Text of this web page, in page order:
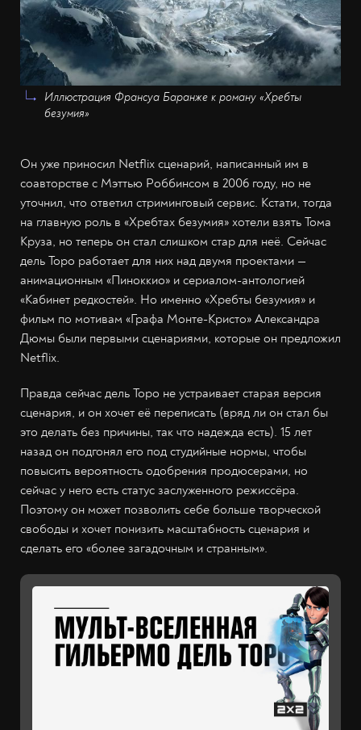
Иллюстрация Франсуа Баранже к роману «Хребты
безумия»
Он уже приносил Netflix сценарий, написанный им в
соавторстве с Мэттью Роббинсом в 2006 году, но не
уточнил, что ответил стриминговый сервис. Кстати, тогда
на главную роль в «Хребтах безумия» хотели взять Тома
Круза, но теперь он стал слишком стар для неё. Сейчас
дель Торо работает для них над двумя проектами —
анимационным «Пиноккио» и сериалом-антологией
«Кабинет редкостей». Но именно «Хребты безумия» и
фильм по мотивам «Графа Монте-Кристо» Александра
Дюмы были первыми сценариями, которые он предложил
Netflix.
Правда сейчас дель Торо не устраивает старая версия
сценария, и он хочет её переписать (вряд ли он стал бы
это делать без причины, так что надежда есть). 15 лет
назад он подгонял его под студийные нормы, чтобы
повысить вероятность одобрения продюсерами, но
сейчас у него есть статус заслуженного режиссёра.
Поэтому он может позволить себе больше творческой
свободы и хочет понизить масштабность сценария и
сделать его «более загадочным и странным».